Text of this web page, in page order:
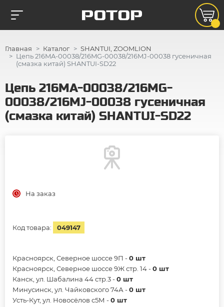
Главная Каталог
SHANTUI, ZOOMLION
Цепь 216MA-00038/216MG-00038/216MJ-00038 гусеничная
(смазка китай) SHANTUI-SD22
Цепь 216MA-00038/216MG-
00038/216MJ-00038 гусеничная
(смазка китай) SHANTUI-SD22
На заказ
Код товара: 049147
Красноярск, Северное шоссе 9П -0 шт
Красноярск, Северное шоссе 9Ж стр. 14 -0 шт
Канск, ул. Шабалина 44 стр.3 -0 шт
Минусинск, ул. Чайковского 74А -0 шт
Усть-Кут, ул. Новосёлов с5М -0 шт